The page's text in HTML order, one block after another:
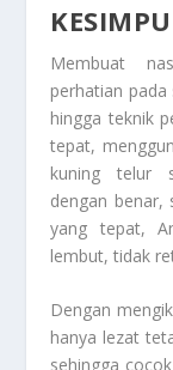
Membuat
perhatian
hingga teknik
tepat,
kuning telur
dengan benar,
yang tepat,
lembut, tidak
Dengan
hanya lezat
sehingga